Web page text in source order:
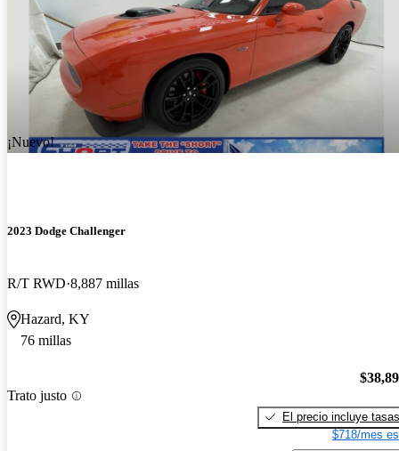
¡Nuevo!
2023 Dodge Challenger
R/T RWD 8,887 millas
Hazard, KY
76 millas
Trato justo
El precio incluye tasas
$718/mes